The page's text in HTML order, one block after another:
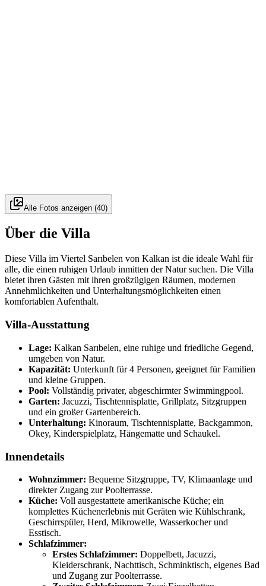
Alle Fotos anzeigen (40)
Über die Villa
Diese Villa im Viertel Sarıbelen von Kalkan ist die ideale Wahl für
alle, die einen ruhigen Urlaub inmitten der Natur suchen. Die Villa
bietet ihren Gästen mit ihren großzügigen Räumen, modernen
Annehmlichkeiten und Unterhaltungsmöglichkeiten einen
komfortablen Aufenthalt.
Villa-Ausstattung
Lage: Kalkan Sarıbelen, eine ruhige und friedliche Gegend,
umgeben von Natur.
Kapazität: Unterkunft für 4 Personen, geeignet für Familien
und kleine Gruppen.
Pool: Vollständig privater, abgeschirmter Swimmingpool.
Garten: Jacuzzi, Tischtennisplatte, Grillplatz, Sitzgruppen
und ein großer Gartenbereich.
Unterhaltung: Kinoraum, Tischtennisplatte, Backgammon,
Okey, Kinderspielplatz, Hängematte und Schaukel.
Innendetails
Wohnzimmer: Bequeme Sitzgruppe, TV, Klimaanlage und
direkter Zugang zur Poolterrasse.
Küche: Voll ausgestattete amerikanische Küche; ein
komplettes Küchenerlebnis mit Geräten wie Kühlschrank,
Geschirrspüler, Herd, Mikrowelle, Wasserkocher und
Esstisch.
Schlafzimmer:
Erstes Schlafzimmer: Doppelbett, Jacuzzi,
Kleiderschrank, Nachttisch, Schminktisch, eigenes Bad
und Zugang zur Poolterrasse.